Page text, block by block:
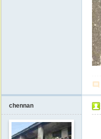
chennan